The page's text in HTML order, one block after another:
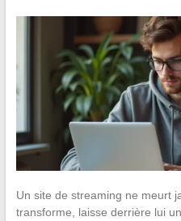
Un site de streaming ne meurt
transforme, laisse derrière lui